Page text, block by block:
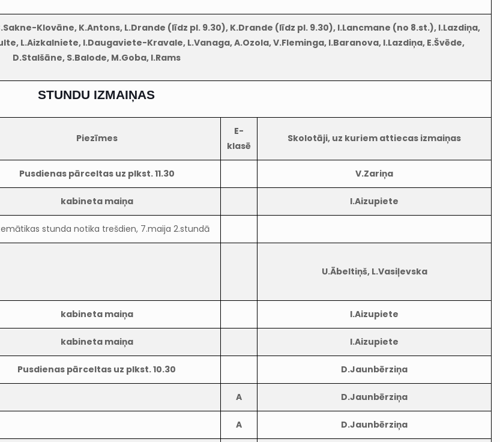
Klovāne, K.Antons, L.Drande (līdz pl. 9.30), K.Drande (līdz pl. 9.30), I.Lancmane (no 8.st.), I.Lazdiņa,
L.Aizkalniete, I.Daugaviete-Kravale, L.Vanaga, A.Ozola, V.Fleminga, I.Baranova, I.Lazdiņa, E.Švēde,
D.Stalšāne, S.Balode, M.Goba, I.Rams
STUNDU IZMAIŅAS
Piezīmes
E-
klasē
Skolotāji, uz kuriem attiecas izmaiņas
Pusdienas pārceltas uz plkst. 11.30 V.Zariņa
kabineta maiņa I.Aizupiete
stunda notika trešdien, 7.maija 2.stundā
U.Ābeltiņš, L.Vasiļevska
kabineta maiņa I.Aizupiete
kabineta maiņa I.Aizupiete
Pusdienas pārceltas uz plkst. 10.30 D.Jaunbērziņa
A D.Jaunbērziņa
A D.Jaunbērziņa